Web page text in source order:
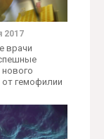
2017
врачи
гемофилии